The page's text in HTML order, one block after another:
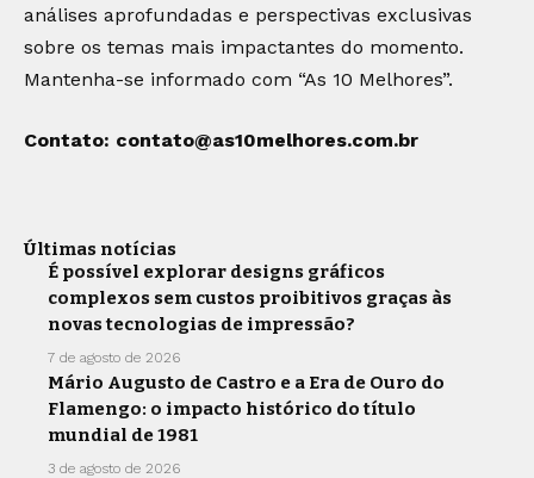
análises aprofundadas e perspectivas exclusivas
sobre os temas mais impactantes do momento.
Mantenha-se informado com “As 10 Melhores”.
Contato: contato@as10melhores.com.br
Últimas notícias
É possível explorar designs gráficos
complexos sem custos proibitivos graças às
novas tecnologias de impressão?
7 de agosto de 2026
Mário Augusto de Castro e a Era de Ouro do
Flamengo: o impacto histórico do título
mundial de 1981
3 de agosto de 2026